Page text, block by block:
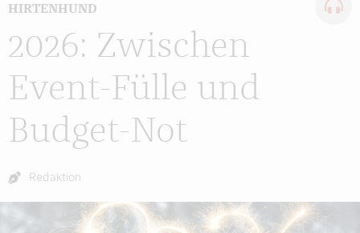
2026: Zwischen
Event-Fülle und
Budget-Not
HIRTENHUND
Autor:
Redaktion